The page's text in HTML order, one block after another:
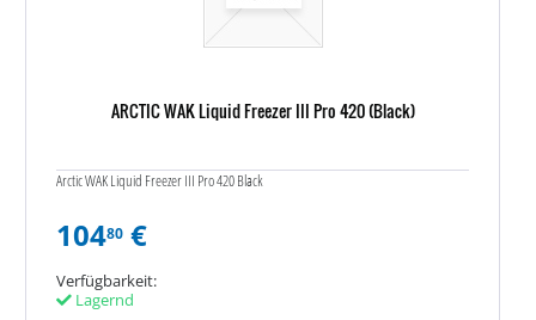
ARCTIC WAK Liquid Freezer III Pro 420 (Black)
Arctic WAK Liquid Freezer III Pro 420 Black
10480 €
Verfügbarkeit:
Lagernd